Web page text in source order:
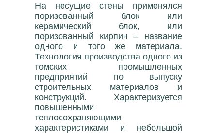
На несущие стены применялся
поризованный блок или
керамический блок, или
поризованный кирпич – название
одного и того же материала.
Технология производства одного из
томских промышленных
предприятий по выпуску
строительных материалов и
конструкций. Характеризуется
повышенными
теплосохраняющими
характеристиками и небольшой